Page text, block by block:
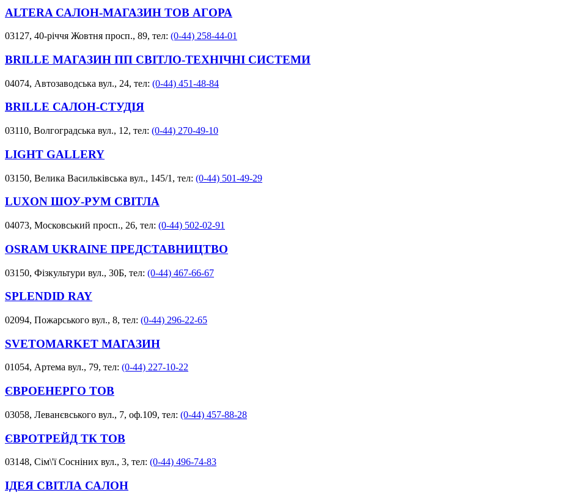
ALTERA САЛОН-МАГАЗИН ТОВ АГОРА
03127, 40-річчя Жовтня просп., 89, тел: (0-44) 258-44-01
BRILLE МАГАЗИН ПП СВІТЛО-ТЕХНІЧНІ СИСТЕМИ
04074, Автозаводська вул., 24, тел: (0-44) 451-48-84
BRILLE САЛОН-СТУДІЯ
03110, Волгоградська вул., 12, тел: (0-44) 270-49-10
LIGHT GALLERY
03150, Велика Васильківська вул., 145/1, тел: (0-44) 501-49-29
LUXON ШОУ-РУМ СВІТЛА
04073, Московський просп., 26, тел: (0-44) 502-02-91
OSRAM UKRAINE ПРЕДСТАВНИЦТВО
03150, Фізкультури вул., 30Б, тел: (0-44) 467-66-67
SPLENDID RAY
02094, Пожарського вул., 8, тел: (0-44) 296-22-65
SVETOMARKET МАГАЗИН
01054, Артема вул., 79, тел: (0-44) 227-10-22
ЄВРОЕНЕРГО ТОВ
03058, Леванєвського вул., 7, оф.109, тел: (0-44) 457-88-28
ЄВРОТРЕЙД ТК ТОВ
03148, Сім\'ї Сосніних вул., 3, тел: (0-44) 496-74-83
ІДЕЯ СВІТЛА САЛОН